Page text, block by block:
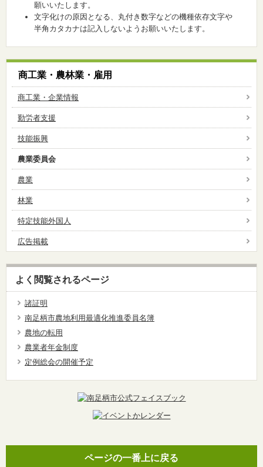
願いいたします。
文字化けの原因となる、丸付き数字などの機種依存文字や
半角カタカナは記入しないようお願いいたします。
商工業・農林業・雇用
商工業・企業情報
勤労者支援
技能振興
農業委員会
農業
林業
特定技能外国人
広告掲載
よく閲覧されるページ
諸証明
南足柄市農地利用最適化推進委員名簿
農地の転用
農業者年金制度
定例総会の開催予定
ページの一番上に戻る